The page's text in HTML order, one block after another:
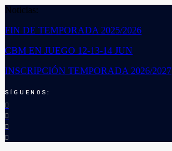
Noticias:
FIN DE TEMPORADA 2025/2026
CBM EN JUEGO 12-13-14 JUN
INSCRIPCIÓN TEMPORADA 2026/2027
SÍGUENOS: